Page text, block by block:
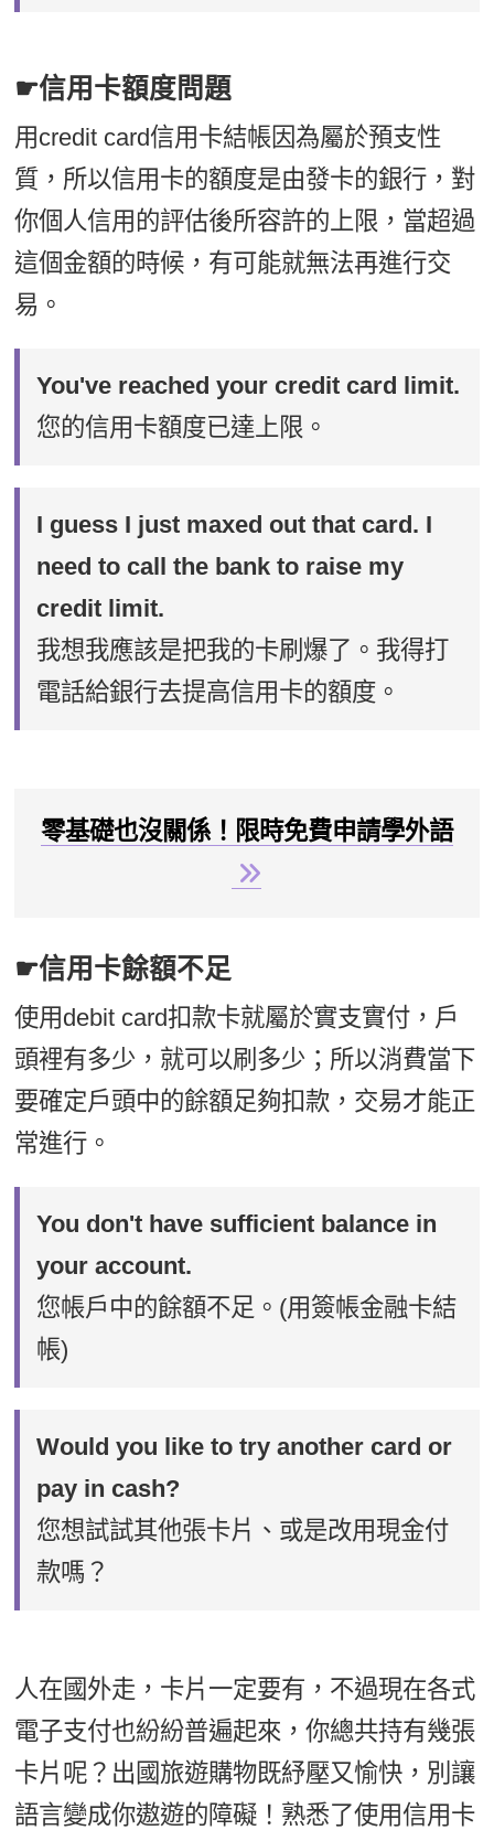
☛信用卡額度問題
用credit card信用卡結帳因為屬於預支性
質，所以信用卡的額度是由發卡的銀行，對
你個人信用的評估後所容許的上限，當超過
這個金額的時候，有可能就無法再進行交
易。
You've reached your credit card limit.
您的信用卡額度已達上限。
I guess I just maxed out that card. I
need to call the bank to raise my
credit limit.
我想我應該是把我的卡刷爆了。我得打
電話給銀行去提高信用卡的額度。
零基礎也沒關係！限時免費申請學外語
☛信用卡餘額不足
使用debit card扣款卡就屬於實支實付，戶
頭裡有多少，就可以刷多少；所以消費當下
要確定戶頭中的餘額足夠扣款，交易才能正
常進行。
You don't have sufficient balance in
your account.
您帳戶中的餘額不足。(用簽帳金融卡結
帳)
Would you like to try another card or
pay in cash?
您想試試其他張卡片、或是改用現金付
款嗎？
人在國外走，卡片一定要有，不過現在各式
電子支付也紛紛普遍起來，你總共持有幾張
卡片呢？出國旅遊購物既紓壓又愉快，別讓
語言變成你遨遊的障礙！熟悉了使用信用卡